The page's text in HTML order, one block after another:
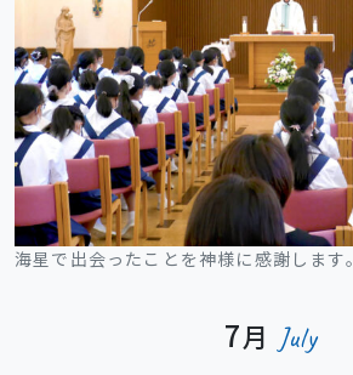
海星で出会ったことを神様に感謝します。
7月 July